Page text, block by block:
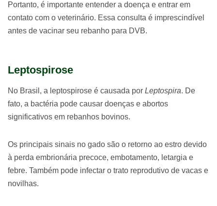
Portanto, é importante entender a doença e entrar em
contato com o veterinário. Essa consulta é imprescindível
antes de vacinar seu rebanho para DVB.
Leptospirose
No Brasil, a leptospirose é causada por Leptospira. De
fato, a bactéria pode causar doenças e abortos
significativos em rebanhos bovinos.
Os principais sinais no gado são o retorno ao estro devido
à perda embrionária precoce, embotamento, letargia e
febre. Também pode infectar o trato reprodutivo de vacas e
novilhas.